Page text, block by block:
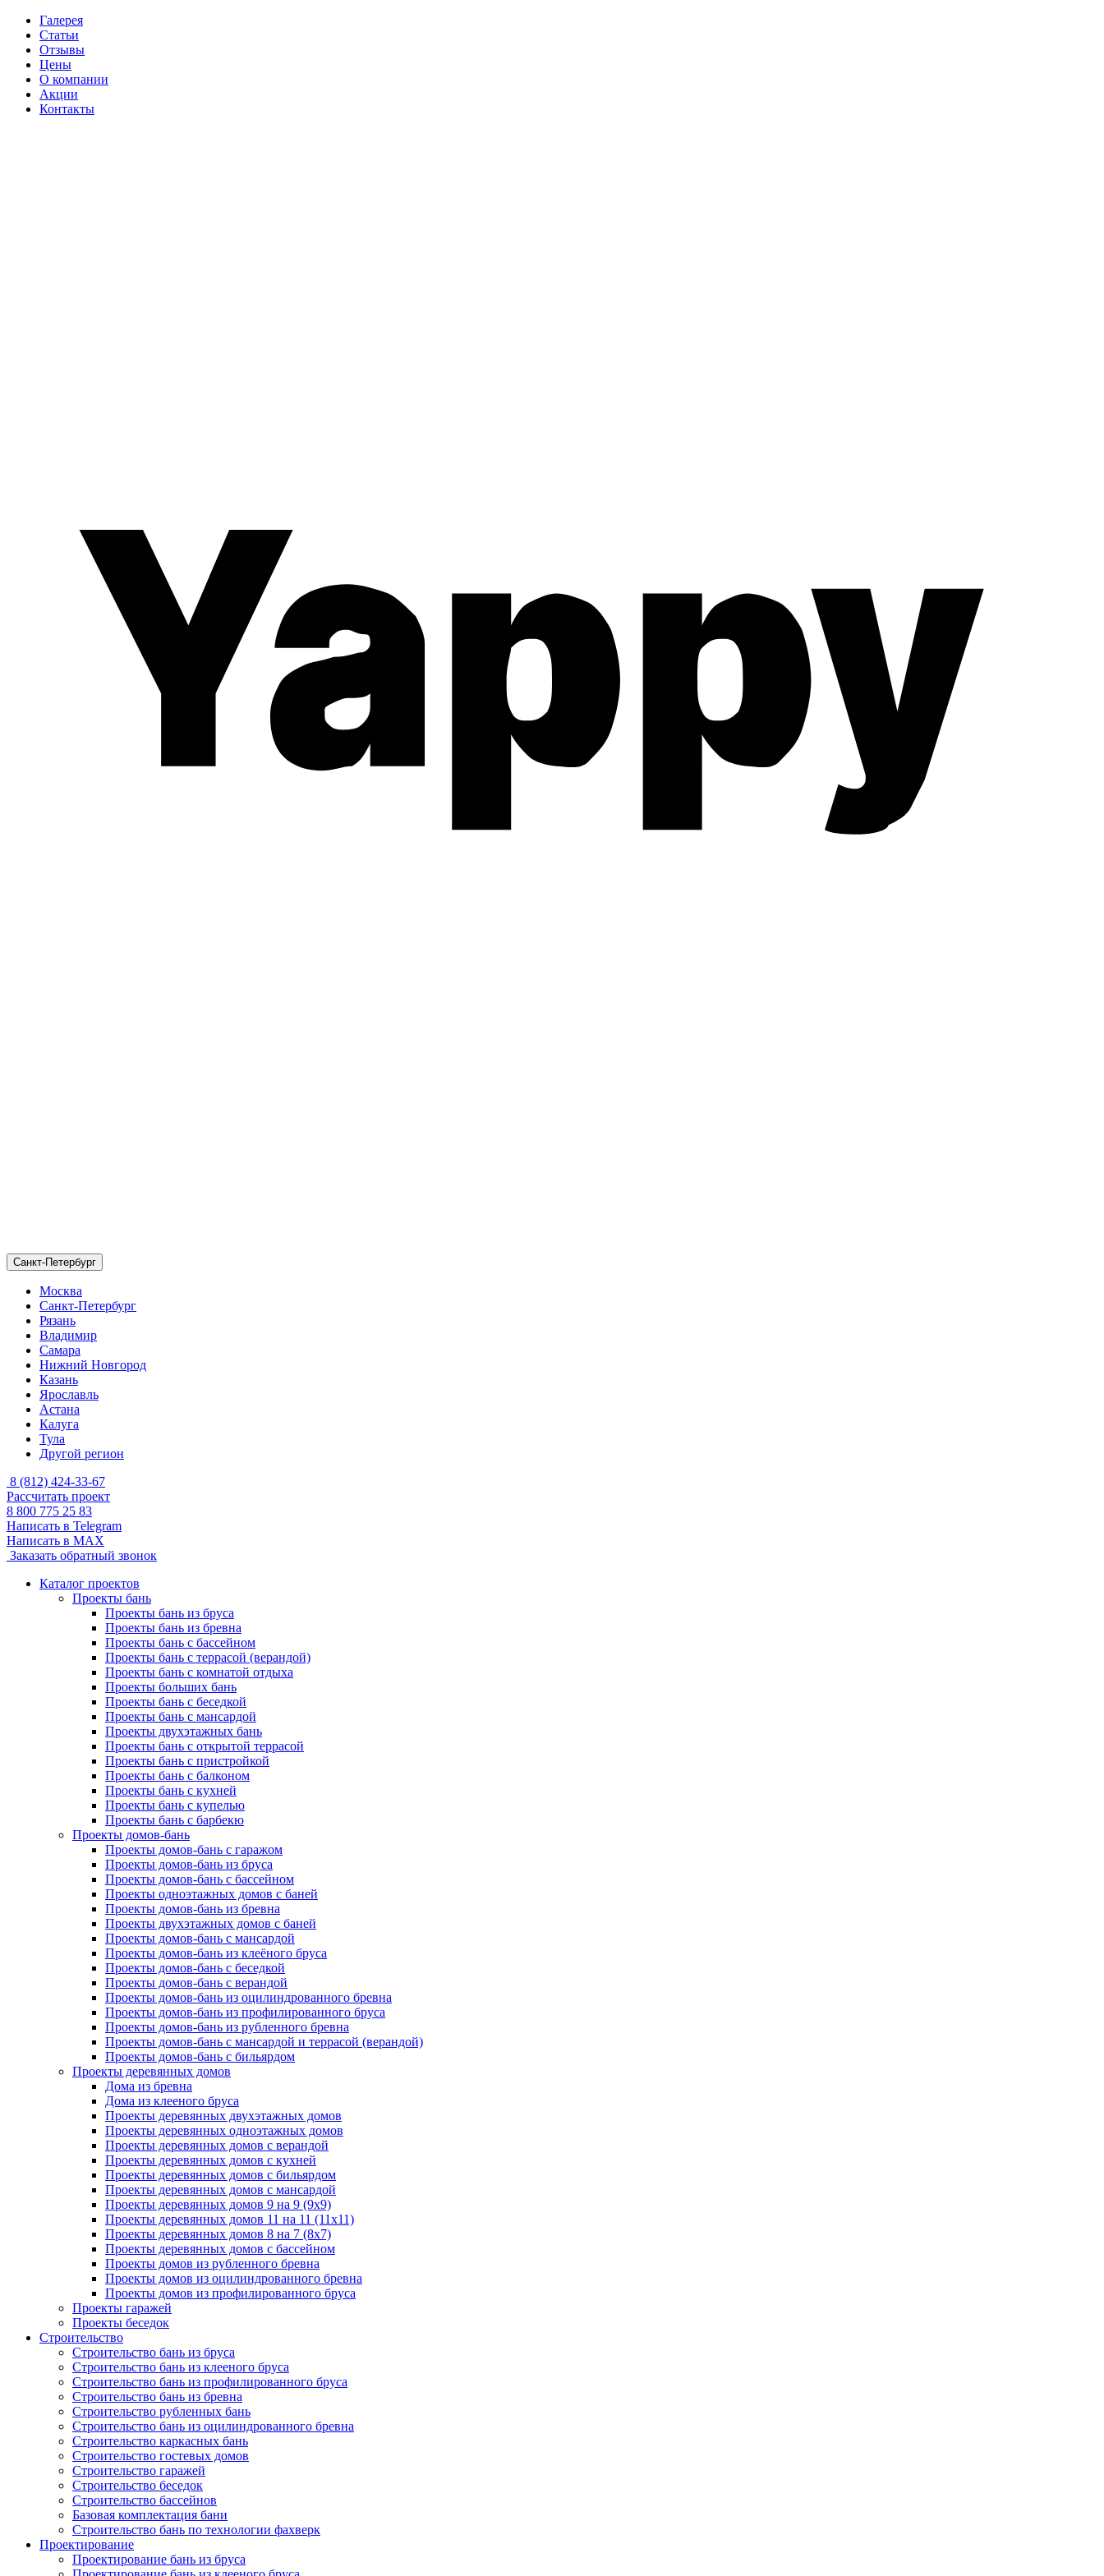
Галерея
Статьи
Отзывы
Цены
О компании
Акции
Контакты
Санкт-Петербург
Москва
Санкт-Петербург
Рязань
Владимир
Самара
Нижний Новгород
Казань
Ярославль
Астана
Калуга
Тула
Другой регион
8 (812) 424-33-67
Рассчитать проект
8 800 775 25 83
Написать в Telegram
Написать в MAX
Заказать обратный звонок
Каталог проектов
Проекты бань
Проекты бань из бруса
Проекты бань из бревна
Проекты бань с бассейном
Проекты бань с террасой (верандой)
Проекты бань с комнатой отдыха
Проекты больших бань
Проекты бань с беседкой
Проекты бань с мансардой
Проекты двухэтажных бань
Проекты бань с открытой террасой
Проекты бань с пристройкой
Проекты бань с балконом
Проекты бань с кухней
Проекты бань с купелью
Проекты бань с барбекю
Проекты домов-бань
Проекты домов-бань с гаражом
Проекты домов-бань из бруса
Проекты домов-бань с бассейном
Проекты одноэтажных домов с баней
Проекты домов-бань из бревна
Проекты двухэтажных домов с баней
Проекты домов-бань с мансардой
Проекты домов-бань из клеёного бруса
Проекты домов-бань с беседкой
Проекты домов-бань с верандой
Проекты домов-бань из оцилиндрованного бревна
Проекты домов-бань из профилированного бруса
Проекты домов-бань из рубленного бревна
Проекты домов-бань с мансардой и террасой (верандой)
Проекты домов-бань с бильярдом
Проекты деревянных домов
Дома из бревна
Дома из клееного бруса
Проекты деревянных двухэтажных домов
Проекты деревянных одноэтажных домов
Проекты деревянных домов с верандой
Проекты деревянных домов с кухней
Проекты деревянных домов с бильярдом
Проекты деревянных домов с мансардой
Проекты деревянных домов 9 на 9 (9x9)
Проекты деревянных домов 11 на 11 (11x11)
Проекты деревянных домов 8 на 7 (8x7)
Проекты деревянных домов с бассейном
Проекты домов из рубленного бревна
Проекты домов из оцилиндрованного бревна
Проекты домов из профилированного бруса
Проекты гаражей
Проекты беседок
Строительство
Строительство бань из бруса
Строительство бань из клееного бруса
Строительство бань из профилированного бруса
Строительство бань из бревна
Строительство рубленных бань
Строительство бань из оцилиндрованного бревна
Строительство каркасных бань
Строительство гостевых домов
Строительство гаражей
Строительство беседок
Строительство бассейнов
Базовая комплектация бани
Строительство бань по технологии фахверк
Проектирование
Проектирование бань из бруса